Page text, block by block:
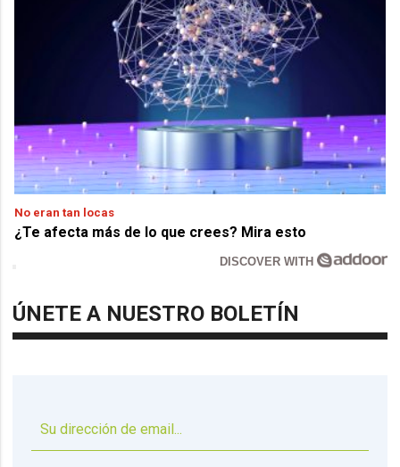
No eran tan locas
¿Te afecta más de lo que crees? Mira esto
DISCOVER WITH
ÚNETE A NUESTRO BOLETÍN